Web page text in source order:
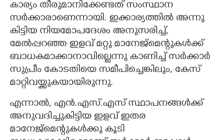
കാര്യം തീരുമാനിക്കേണ്ടത് സംസ്ഥാന
സർക്കാരാണെന്നായി. ഇക്കാര്യത്തിൽ അന്നു
കിട്ടിയ നിയമോപദേശം അനുസരിച്ച്,​
മേൽപ്പറഞ്ഞ ഇളവ് മറ്റു മാനേജ്മെന്റുകൾക്ക്
ബാധകമാക്കാനാവില്ലെന്നു കാണിച്ച് സർക്കാർ
സുപ്രീം കോടതിയെ സമീപിച്ചെങ്കിലും,​ കേസ്
മാറ്റിവയ്ക്കുകയായിരുന്നു.
എന്നാൽ,​ എൻ.എസ്.എസ് സ്ഥാപനങ്ങൾക്ക്
അനുവദിച്ചുകിട്ടിയ ഇളവ് ഇതര
മാനേജ്മെന്റുകൾക്കു കൂടി